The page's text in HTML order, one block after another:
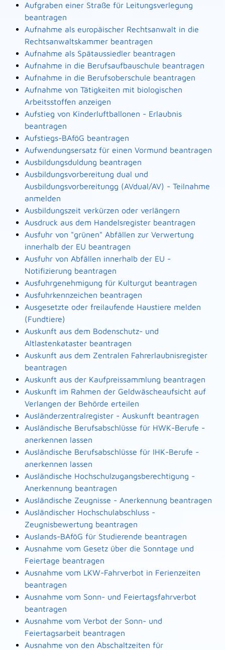
Aufgraben einer Straße für Leitungsverlegung
beantragen
Aufnahme als europäischer Rechtsanwalt in die
Rechtsanwaltskammer beantragen
Aufnahme als Spätaussiedler beantragen
Aufnahme in die Berufsaufbauschule beantragen
Aufnahme in die Berufsoberschule beantragen
Aufnahme von Tätigkeiten mit biologischen
Arbeitsstoffen anzeigen
Aufstieg von Kinderluftballonen - Erlaubnis
beantragen
Aufstiegs-BAföG beantragen
Aufwendungsersatz für einen Vormund beantragen
Ausbildungsduldung beantragen
Ausbildungsvorbereitung dual und
Ausbildungsvorbereitungg (AVdual/AV) - Teilnahme
anmelden
Ausbildungszeit verkürzen oder verlängern
Ausdruck aus dem Handelsregister beantragen
Ausfuhr von "grünen" Abfällen zur Verwertung
innerhalb der EU beantragen
Ausfuhr von Abfällen innerhalb der EU -
Notifizierung beantragen
Ausfuhrgenehmigung für Kulturgut beantragen
Ausfuhrkennzeichen beantragen
Ausgesetzte oder freilaufende Haustiere melden
(Fundtiere)
Auskunft aus dem Bodenschutz- und
Altlastenkataster beantragen
Auskunft aus dem Zentralen Fahrerlaubnisregister
beantragen
Auskunft aus der Kaufpreissammlung beantragen
Auskunft im Rahmen der Geldwäscheaufsicht auf
Verlangen der Behörde erteilen
Ausländerzentralregister - Auskunft beantragen
Ausländische Berufsabschlüsse für HWK-Berufe -
anerkennen lassen
Ausländische Berufsabschlüsse für IHK-Berufe -
anerkennen lassen
Ausländische Hochschulzugangsberechtigung -
Anerkennung beantragen
Ausländische Zeugnisse - Anerkennung beantragen
Ausländischer Hochschulabschluss -
Zeugnisbewertung beantragen
Auslands-BAföG für Studierende beantragen
Ausnahme vom Gesetz über die Sonntage und
Feiertage beantragen
Ausnahme vom LKW-Fahrverbot in Ferienzeiten
beantragen
Ausnahme vom Sonn- und Feiertagsfahrverbot
beantragen
Ausnahme vom Verbot der Sonn- und
Feiertagsarbeit beantragen
Ausnahme von den Abschaltzeiten für